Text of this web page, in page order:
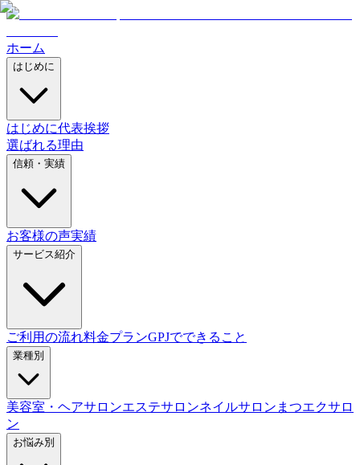
ホーム
はじめに
はじめに代表挨拶
選ばれる理由
信頼・実績
お客様の声実績
サービス紹介
ご利用の流れ料金プランGPJでできること
業種別
美容室・ヘアサロンエステサロンネイルサロン まつエクサロ
ン
お悩み別